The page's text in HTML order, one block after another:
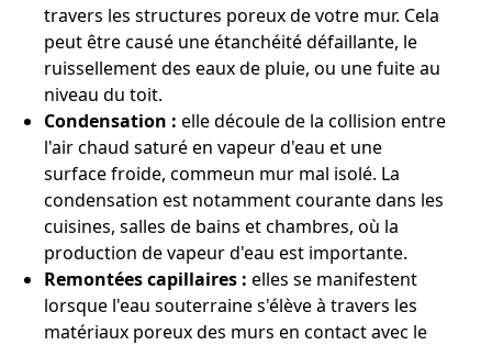
travers les structures poreux de votre mur. Cela
peut être causé une étanchéité défaillante, le
ruissellement des eaux de pluie, ou une fuite au
niveau du toit.
Condensation : elle découle de la collision entre
l'air chaud saturé en vapeur d'eau et une
surface froide, commeun mur mal isolé. La
condensation est notamment courante dans les
cuisines, salles de bains et chambres, où la
production de vapeur d'eau est importante.
Remontées capillaires : elles se manifestent
lorsque l'eau souterraine s'élève à travers les
matériaux poreux des murs en contact avec le